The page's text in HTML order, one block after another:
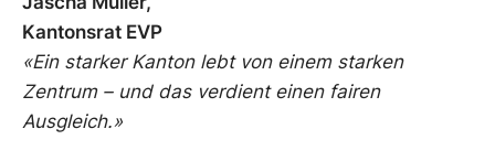
Kantonsrat EVP
«Ein starker Kanton lebt von einem starken
Zentrum – und das verdient einen fairen
Ausgleich.»